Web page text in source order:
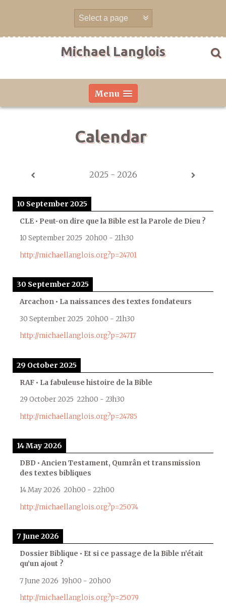
Michael Langlois
Menu
Calendar
2025 - 2026
10 September 2025
CLE • Peut-on dire que la Bible est la Parole de Dieu ?
10 September 2025 20h00 - 21h30
http://michaellanglois.org?p=24701
30 September 2025
Arcachon • La naissances des textes fondateurs
30 September 2025 20h00 - 21h30
http://michaellanglois.org?p=24717
29 October 2025
RAF • La fabuleuse histoire de la Bible
29 October 2025 22h00 - 23h30
http://michaellanglois.org?p=24785
14 May 2026
DBD • Ancien Testament, Qumrân et transmission
des textes bibliques
14 May 2026 20h00 - 22h00
http://michaellanglois.org?p=25074
7 June 2026
Dossier Biblique • Et si ce passage de la Bible n’était
qu’un ajout ?
7 June 2026 19h00 - 20h00
http://michaellanglois.org?p=25079